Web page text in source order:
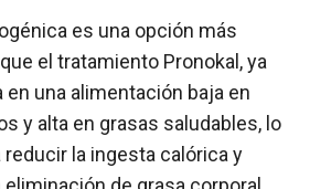
es una opción más
el tratamiento Pronokal, ya
en una alimentación baja en
y alta en grasas saludables, lo
reducir la ingesta calórica y